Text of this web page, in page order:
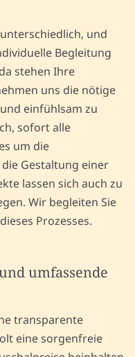
und
Begleitung
stehen Ihre
uns die nötige
einfühlsam zu
sofort alle
um die
Gestaltung einer
lassen sich auch zu
Wir begleiten Sie
Prozesses.
umfassende
transparente
eine sorgenfreie